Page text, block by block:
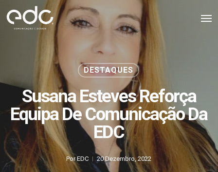
DESTAQUES
Susana Esteves Reforça
Equipa De Comunicação Da
EDC
Por EDC 20 Dezembro, 2022